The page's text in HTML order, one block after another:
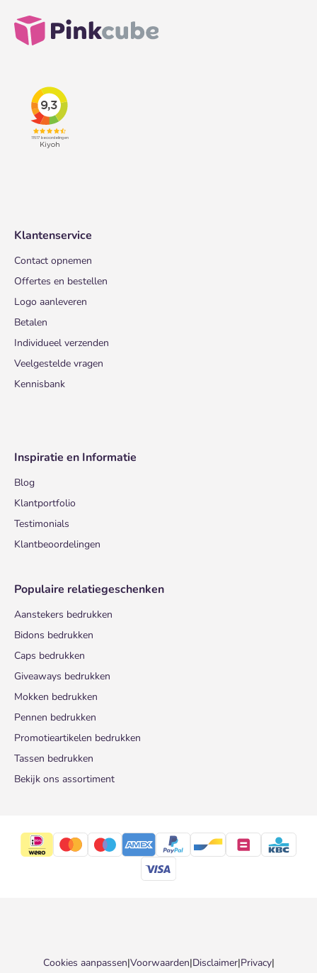
Klantenservice
Contact opnemen
Offertes en bestellen
Logo aanleveren
Betalen
Individueel verzenden
Veelgestelde vragen
Kennisbank
Inspiratie en Informatie
Blog
Klantportfolio
Testimonials
Klantbeoordelingen
Populaire relatiegeschenken
Aanstekers bedrukken
Bidons bedrukken
Caps bedrukken
Giveaways bedrukken
Mokken bedrukken
Pennen bedrukken
Promotieartikelen bedrukken
Tassen bedrukken
Bekijk ons assortiment
Cookies aanpassen|Voorwaarden|Disclaimer|Privacy|